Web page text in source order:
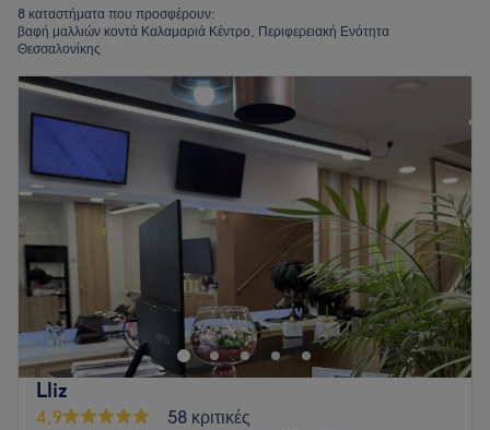
8 καταστήματα που προσφέρουν:
βαφή μαλλιών κοντά Καλαμαριά Κέντρο, Περιφερειακή Ενότητα
Θεσσαλονίκης
Lliz
4,9
58 κριτικές